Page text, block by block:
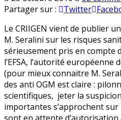
Partager sur :
Twitter
Le CRIIGEN vient de publier
M. Seralini sur les risques
sérieusement pris en compte
l’EFSA, l’autorité européenne
(pour mieux connaitre M.
des anti OGM est claire :
scientifiques, jeter la
importantes s’approchent sur